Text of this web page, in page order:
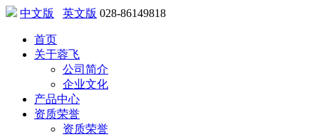
中文版 英文版 028-86149818
首页
关于蓉飞
公司简介
企业文化
产品中心
资质荣誉
资质荣誉